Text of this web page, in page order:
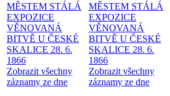
MĚSTEM STÁLÁ
EXPOZICE
VĚNOVANÁ
BITVĚ U ČESKÉ
SKALICE 28. 6.
1866
Zobrazit všechny
záznamy ze dne
MĚSTEM STÁLÁ
EXPOZICE
VĚNOVANÁ
BITVĚ U ČESKÉ
SKALICE 28. 6.
1866
Zobrazit všechny
záznamy ze dne